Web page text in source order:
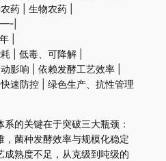
药 | 生物农药 |
|
|
| 低毒、可降解 |
影响 | 依赖发酵工艺效率 |
速防控 | 绿色生产、抗性管理
的关键在于突破三大瓶颈：
菌种发酵效率与规模化稳定
熟度不足，从克级到吨级的